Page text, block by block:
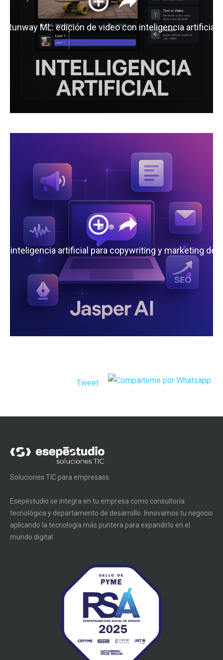
Runway ML: edición de video con inteligencia artificial
la inteligencia artificial para copywriting y marketing de
Tweet
Soluciones TIC para empresass.
Esepéstudio se integra en tu empresa como consultoría
tecnológica y departamento de desarrollo. Innovamos tu negocio
aplicando la tecnología más puntera para expandirlo en el
mundo digital.